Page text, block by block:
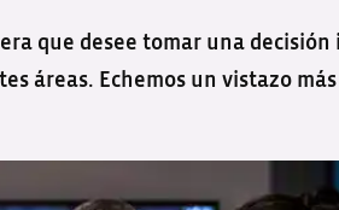
que desee tomar una decisión
áreas. Echemos un vistazo más